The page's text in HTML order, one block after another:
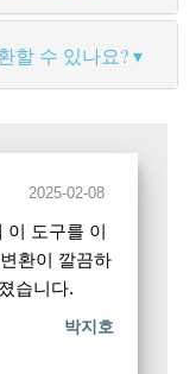
할 수 있나요?
2025-02-08
이 도구를 이
환이 깔끔하
습니다.
박지호